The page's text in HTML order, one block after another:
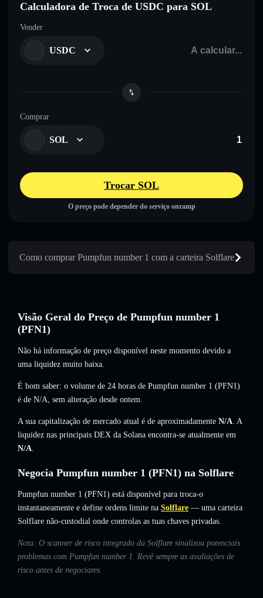
Calculadora de Troca de USDC para SOL
Vender
USDC
Comprar
SOL
Trocar SOL
O preço pode depender do serviço onramp
Como comprar Pumpfun number 1 com a carteira Solflare
Visão Geral do Preço de Pumpfun number 1
(PFN1)
Não há informação de preço disponível neste momento devido a
uma liquidez muito baixa.
É bom saber: o volume de 24 horas de Pumpfun number 1 (PFN1)
é de N/A, sem alteração desde ontem.
A sua capitalização de mercado atual é de aproximadamente N/A. A
liquidez nas principais DEX da Solana encontra-se atualmente em
N/A.
Negocia Pumpfun number 1 (PFN1) na Solflare
Pumpfun number 1 (PFN1) está disponível para troca-o
instantaneamente e define ordens limite na Solflare — uma carteira
Solflare não-custodial onde controlas as tuas chaves privadas.
Nota: O scanner de risco integrado da Solflare sinalizou potenciais
problemas com Pumpfun number 1. Revê sempre as avaliações de
risco antes de negociares.